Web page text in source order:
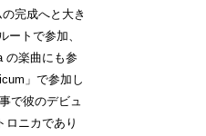
完成へと大き
ートで参加、
の楽曲にも参
」で参加し
で彼のデビュ
ロニカであり